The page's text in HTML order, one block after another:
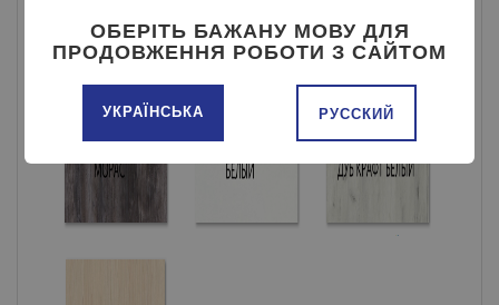
ОБЕРІТЬ БАЖАНУ МОВУ ДЛЯ
ПРОДОВЖЕННЯ РОБОТИ З САЙТОМ
УКРАЇНСЬКА РУССКИЙ